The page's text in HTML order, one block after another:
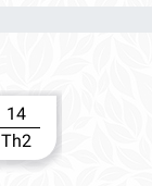
14
Th2